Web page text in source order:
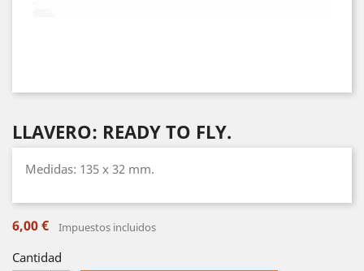
LLAVERO: READY TO FLY.
Medidas: 135 x 32 mm.
6,00 € Impuestos incluidos
Cantidad